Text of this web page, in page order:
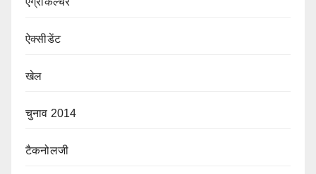
ऐक्सीडेंट
खेल
चुनाव 2014
टैकनोलजी